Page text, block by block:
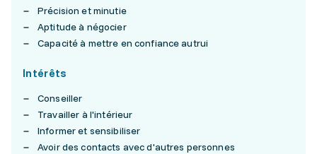
Précision et minutie
Aptitude à négocier
Capacité à mettre en confiance autrui
Intérêts
Conseiller
Travailler à l'intérieur
Informer et sensibiliser
Avoir des contacts avec d'autres personnes